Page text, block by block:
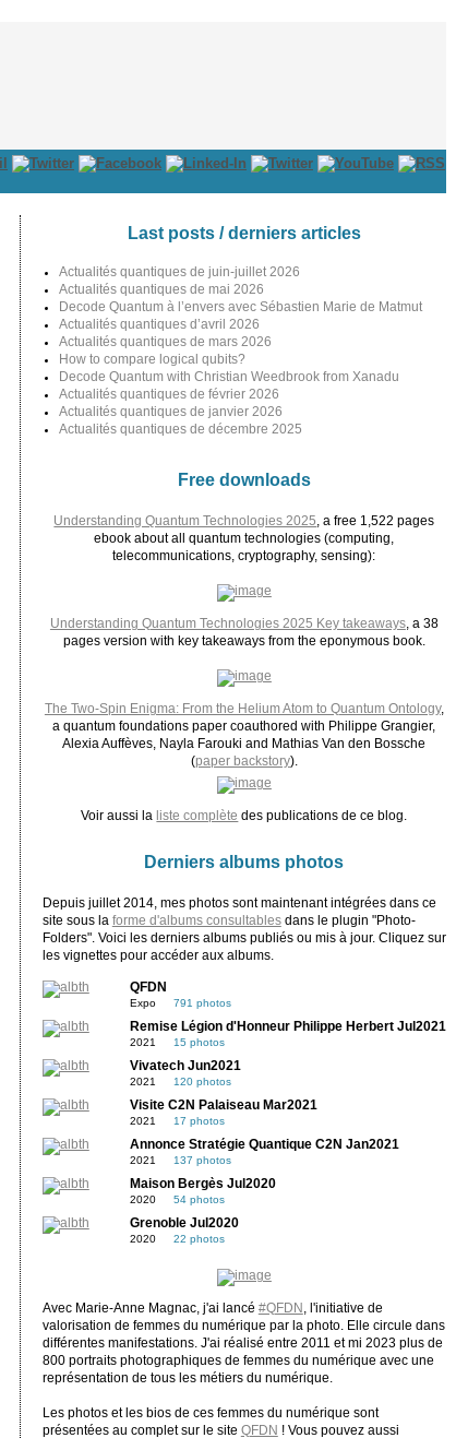
Last posts / derniers articles
Actualités quantiques de juin-juillet 2026
Actualités quantiques de mai 2026
Decode Quantum à l’envers avec Sébastien Marie de Matmut
Actualités quantiques d’avril 2026
Actualités quantiques de mars 2026
How to compare logical qubits?
Decode Quantum with Christian Weedbrook from Xanadu
Actualités quantiques de février 2026
Actualités quantiques de janvier 2026
Actualités quantiques de décembre 2025
Free downloads
Understanding Quantum Technologies 2025 , a free 1,522 pages
ebook about all quantum technologies (computing,
telecommunications, cryptography, sensing):
Understanding Quantum Technologies 2025 Key takeaways, a 38
pages version with key takeaways from the eponymous book.
The Two-Spin Enigma: From the Helium Atom to Quantum Ontology,
a quantum foundations paper coauthored with Philippe Grangier,
Alexia Auffèves, Nayla Farouki and Mathias Van den Bossche
(paper backstory).
Voir aussi la liste complète des publications de ce blog.
Derniers albums photos
Depuis juillet 2014, mes photos sont maintenant intégrées dans ce
site sous la forme d'albums consultablesdans le plugin "Photo-
Folders". Voici les derniers albums publiés ou mis à jour. Cliquez sur
les vignettes pour accéder aux albums.
QFDN
Expo 791 photos
Remise Légion d'Honneur Philippe Herbert Jul2021
2021 15 photos
Vivatech Jun2021
2021 120 photos
Visite C2N Palaiseau Mar2021
2021 17 photos
Annonce Stratégie Quantique C2N Jan2021
2021 137 photos
Maison Bergès Jul2020
2020 54 photos
Grenoble Jul2020
2020 22 photos
Avec Marie-Anne Magnac, j'ai lancé #QFDN
, l'initiative de
valorisation de femmes du numérique par la photo. Elle circule dans
différentes manifestations. J'ai réalisé entre 2011 et mi 2023 plus de
800 portraits photographiques de femmes du numérique avec une
représentation de tous les métiers du numérique.
Les photos et les bios de ces femmes du numérique sont
présentées au complet sur le site QFDN ! Vous pouvez aussi